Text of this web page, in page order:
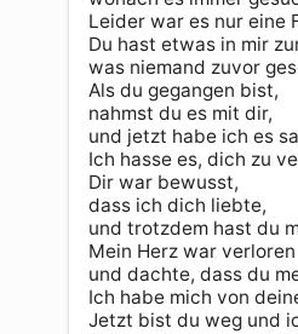
Leider war es nur eine
Du hast etwas in mir
was niemand zuvor
Als du gegangen bist,
nahmst du es mit dir,
und jetzt habe ich es
Ich hasse es, dich zu
Dir war bewusst,
dass ich dich liebte,
und trotzdem hast du
Mein Herz war verloren
und dachte, dass du
Ich habe mich von
Jetzt bist du weg und